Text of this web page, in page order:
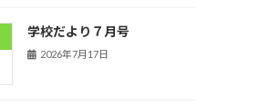
学校だより７月号
2026年7月17日